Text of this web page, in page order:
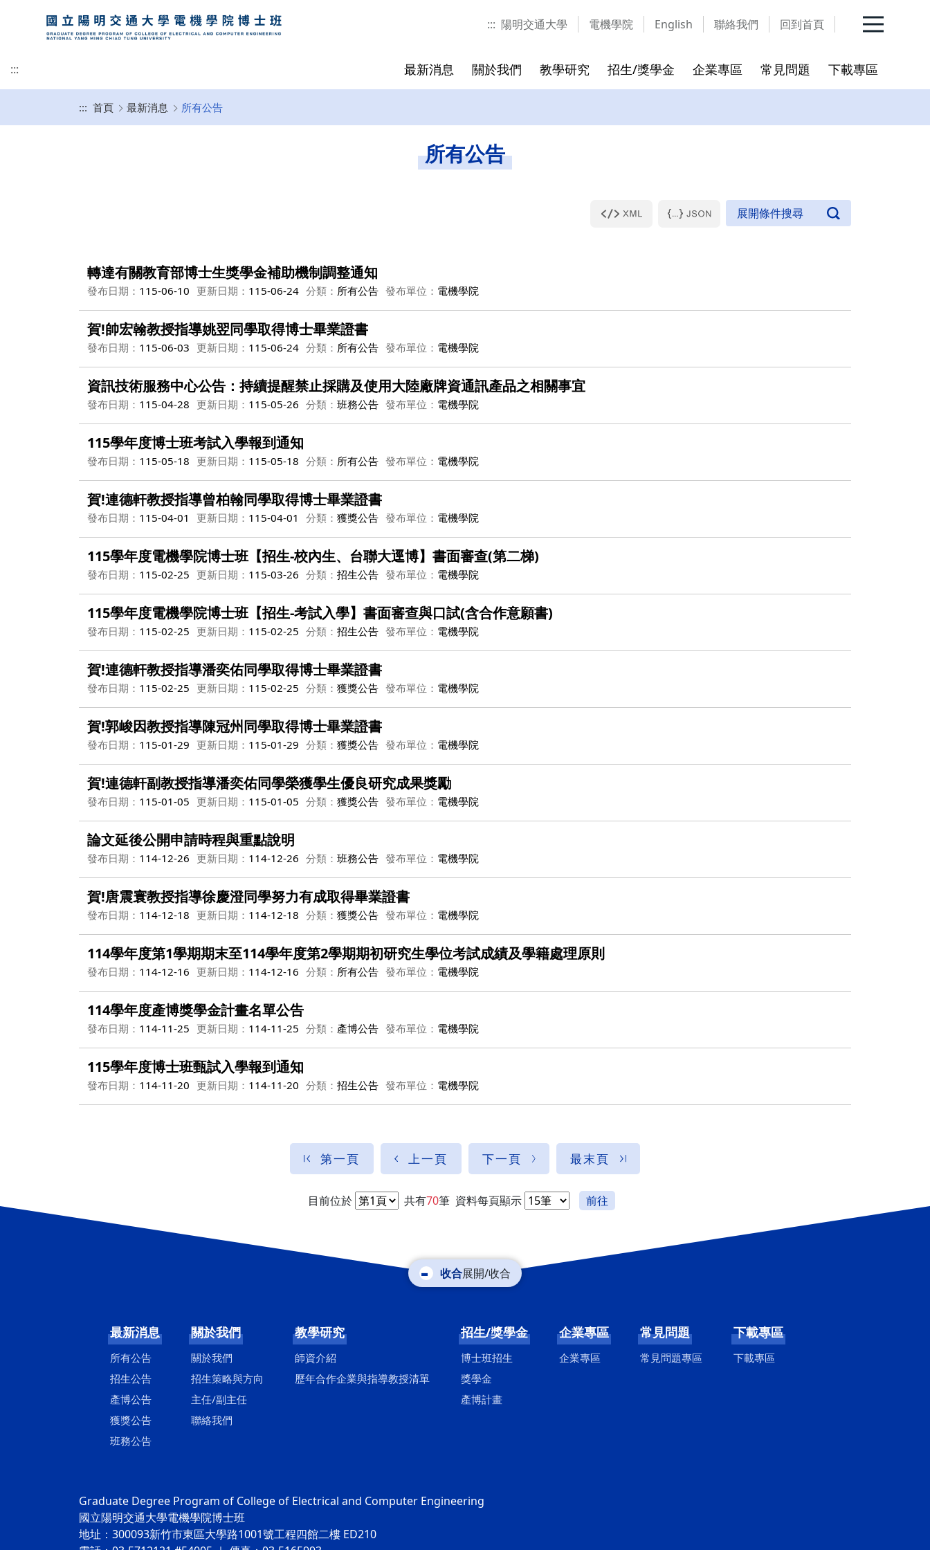
::: 陽明交通大學 電機學院 English 聯絡我們 回到首頁
::: 最新消息
招生公告
關於我們
招生策略與方向
教學研究
歷年合作企業與指導教授清
招生/獎學金
獎學金
企業專區 常見問題
常見問題專區
下載專區
::: 首頁 最新消息 所有公告
所有公告
轉達有關教育部博士生獎學金補助機制調整通知
發布日期： 115-06-10 更新日期： 115-06-24 分類： 所有公告 發布單位： 電機學院
賀!帥宏翰教授指導姚翌同學取得博士畢業證書
發布日期： 115-06-03 更新日期： 115-06-24 分類： 所有公告 發布單位： 電機學院
資訊技術服務中心公告：持續提醒禁止採購及使用大陸廠牌資通訊產品之相關事宜
發布日期： 115-04-28 更新日期： 115-05-26 分類： 班務公告 發布單位： 電機學院
115學年度博士班考試入學報到通知
發布日期： 115-05-18 更新日期： 115-05-18 分類： 所有公告 發布單位： 電機學院
賀!連德軒教授指導曾柏翰同學取得博士畢業證書
發布日期： 115-04-01 更新日期： 115-04-01 分類： 獲獎公告 發布單位： 電機學院
115學年度電機學院博士班【招生-校內生、台聯大逕博】書面審查(第二梯)
發布日期： 115-02-25 更新日期： 115-03-26 分類： 招生公告 發布單位： 電機學院
115學年度電機學院博士班【招生-考試入學】書面審查與口試(含合作意願書)
發布日期： 115-02-25 更新日期： 115-02-25 分類： 招生公告 發布單位： 電機學院
賀!連德軒教授指導潘奕佑同學取得博士畢業證書
發布日期： 115-02-25 更新日期： 115-02-25 分類： 獲獎公告 發布單位： 電機學院
賀!郭峻因教授指導陳冠州同學取得博士畢業證書
發布日期： 115-01-29 更新日期： 115-01-29 分類： 獲獎公告 發布單位： 電機學院
賀!連德軒副教授指導潘奕佑同學榮獲學生優良研究成果獎勵
發布日期： 115-01-05 更新日期： 115-01-05 分類： 獲獎公告 發布單位： 電機學院
論文延後公開申請時程與重點說明
發布日期： 114-12-26 更新日期： 114-12-26 分類： 班務公告 發布單位： 電機學院
賀!唐震寰教授指導徐慶澄同學努力有成取得畢業證書
發布日期： 114-12-18 更新日期： 114-12-18 分類： 獲獎公告 發布單位： 電機學院
114學年度第1學期期末至114學年度第2學期期初研究生學位考試成績及學籍處理原則
發布日期： 114-12-16 更新日期： 114-12-16 分類： 所有公告 發布單位： 電機學院
114學年度產博獎學金計畫名單公告
發布日期： 114-11-25 更新日期： 114-11-25 分類： 產博公告 發布單位： 電機學院
115學年度博士班甄試入學報到通知
發布日期： 114-11-20 更新日期： 114-11-20 分類： 招生公告 發布單位： 電機學院
第一頁 上一頁 下一頁 最末頁
目前位於 共有70筆 資料每頁顯示 前往
展開/收合
最新消息
所有公告
招生公告
產博公告
獲獎公告
班務公告
關於我們
關於我們
招生策略與方向
主任/副主任
聯絡我們
教學研究
師資介紹
歷年合作企業與指導教授清單
招生/獎學金
博士班招生
獎學金
產博計畫
企業專區
企業專區
常見問題
常見問題專區
下載專區
下載專區
Graduate Degree Program of College of Electrical and Computer Engineering
國立陽明交通大學電機學院博士班
地址：300093新竹市東區大學路1001號工程四館二樓 ED210